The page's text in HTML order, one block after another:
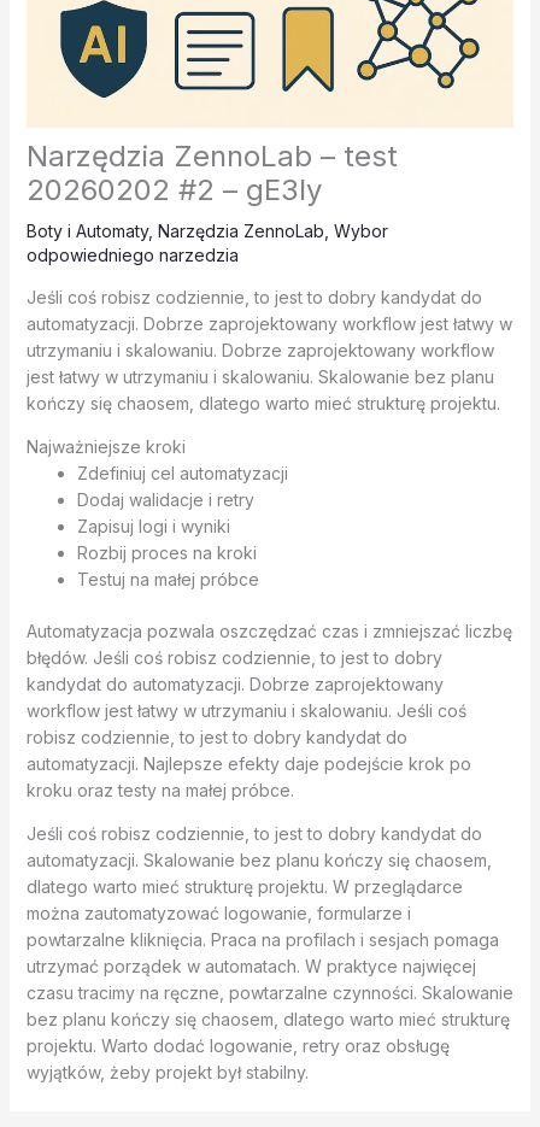
Narzędzia ZennoLab – test
20260202 #2 – gE3Iy
Boty i Automaty, Narzędzia ZennoLab Wybor
odpowiedniego narzedzia
Jeśli coś robisz codziennie, to jest to dobry kandydat do
automatyzacji. Dobrze zaprojektowany workflow jest łatwy w
utrzymaniu i skalowaniu. Dobrze zaprojektowany workflow
jest łatwy w utrzymaniu i skalowaniu. Skalowanie bez planu
kończy się chaosem, dlatego warto mieć strukturę projektu.
Najważniejsze kroki
Zdefiniuj cel automatyzacji
Dodaj walidacje i retry
Zapisuj logi i wyniki
Rozbij proces na kroki
Testuj na małej próbce
Automatyzacja pozwala oszczędzać czas i zmniejszać liczbę
błędów. Jeśli coś robisz codziennie, to jest to dobry
kandydat do automatyzacji. Dobrze zaprojektowany
workflow jest łatwy w utrzymaniu i skalowaniu. Jeśli coś
robisz codziennie, to jest to dobry kandydat do
automatyzacji. Najlepsze efekty daje podejście krok po
kroku oraz testy na małej próbce.
Jeśli coś robisz codziennie, to jest to dobry kandydat do
automatyzacji. Skalowanie bez planu kończy się chaosem,
dlatego warto mieć strukturę projektu. W przeglądarce
można zautomatyzować logowanie, formularze i
powtarzalne kliknięcia. Praca na profilach i sesjach pomaga
utrzymać porządek w automatach. W praktyce najwięcej
czasu tracimy na ręczne, powtarzalne czynności. Skalowanie
bez planu kończy się chaosem, dlatego warto mieć strukturę
projektu. Warto dodać logowanie, retry oraz obsługę
wyjątków, żeby projekt był stabilny.